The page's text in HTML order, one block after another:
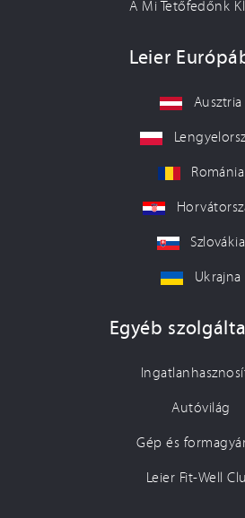
A Mi Tetőfedőnk
Leier
Ausztria
Románia
Szlovákia
Ukrajna
Egyéb
Autóvilág
Gép és
Leier Fit-Well